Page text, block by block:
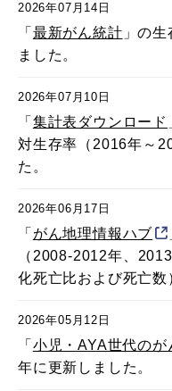
2026年07月14日
「 最新がん統計 」の
ました。
2026年07月10日
「 集計表ダウンロード
対生存率（2016年～
た。
2026年06月17日
「 がん地理情報ハブ
（2008-2012年、
化死亡比および死亡数
2026年05月12日
「 小児・AYA世代のが
年に更新しました。